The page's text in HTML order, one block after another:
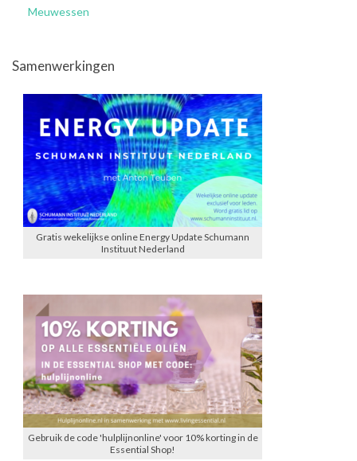
Meuwessen
Samenwerkingen
Gratis wekelijkse online Energy Update Schumann
Instituut Nederland
Gebruik de code 'hulplijnonline' voor 10% korting in de
Essential Shop!